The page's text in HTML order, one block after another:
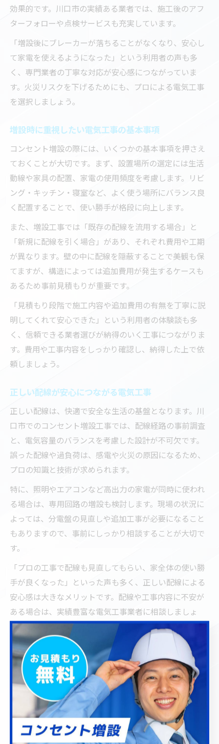
効果的です。川口市の実績ある業者では、施工後のアフ
ターフォローや点検サービスも充実しています。
「増設後にブレーカーが落ちることがなくなり、安心し
て家電を使えるようになった」という利用者の声も多
く、専門業者の丁寧な対応が安心感につながっていま
す。火災リスクを下げるためにも、プロによる電気工事
を選択しましょう。
増設時に重視したい電気工事の基本事項
コンセント増設の際には、いくつかの基本事項を押さえ
ておくことが大切です。まず、設置場所の選定には生活
動線や家具の配置、家電の使用頻度を考慮します。リビ
ング・キッチン・寝室など、よく使う場所にバランス良
く配置することで、使い勝手が格段に向上します。
また、増設工事では「既存の配線を流用する場合」と
「新規に配線を引く場合」があり、それぞれ費用や工期
が異なります。壁の中に配線を隠蔽することで美観も保
てますが、構造によっては追加費用が発生するケースも
あるため事前見積もりが重要です。
「見積もり段階で施工内容や追加費用の有無を丁寧に説
明してくれて安心できた」という利用者の体験談も多
く、信頼できる業者選びが納得のいく工事につながりま
す。費用や工事内容をしっかり確認し、納得した上で依
頼しましょう。
正しい配線が安心につながる電気工事
正しい配線は、快適で安全な生活の基盤となります。川
口市でのコンセント増設工事では、配線経路の事前調査
と、電気容量のバランスを考慮した設計が不可欠です。
誤った配線や過負荷は、感電や火災の原因になるため、
プロの知識と技術が求められます。
特に、照明やエアコンなど高出力の家電が同時に使われ
る場合は、専用回路の増設も検討します。現場の状況に
よっては、分電盤の見直しや追加工事が必要になること
もありますので、事前にしっかり相談することが大切で
す。
「プロの工事で配線も見直してもらい、家全体の使い勝
手が良くなった」といった声も多く、正しい配線による
安心感は大きなメリットです。配線や工事内容に不安が
ある場合は、実績豊富な電気工事業者に相談しましょ
う。
ライフスタイルに合わせた電気工事活
用法
電気工事で叶える理想の生活動線の作り方